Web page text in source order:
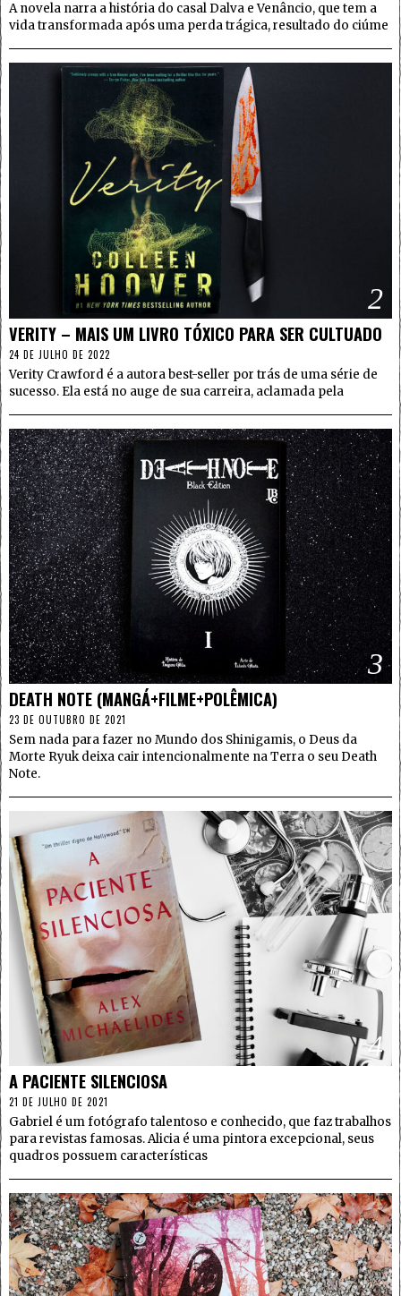
A novela narra a história do casal Dalva e Venâncio, que tem a
vida transformada após uma perda trágica, resultado do ciúme
2
VERITY – MAIS UM LIVRO TÓXICO PARA SER CULTUADO
24 DE JULHO DE 2022
Verity Crawford é a autora best-seller por trás de uma série de
sucesso. Ela está no auge de sua carreira, aclamada pela
3
DEATH NOTE (MANGÁ+FILME+POLÊMICA)
23 DE OUTUBRO DE 2021
Sem nada para fazer no Mundo dos Shinigamis, o Deus da
Morte Ryuk deixa cair intencionalmente na Terra o seu Death
Note.
4
A PACIENTE SILENCIOSA
21 DE JULHO DE 2021
Gabriel é um fotógrafo talentoso e conhecido, que faz trabalhos
para revistas famosas. Alicia é uma pintora excepcional, seus
quadros possuem características